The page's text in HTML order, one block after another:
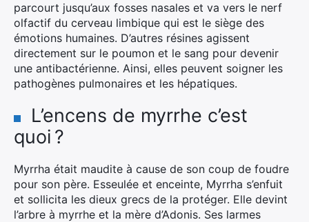
parcourt jusqu’aux fosses nasales et va vers le nerf
olfactif du cerveau limbique qui est le siège des
émotions humaines. D’autres résines agissent
directement sur le poumon et le sang pour devenir
une antibactérienne. Ainsi, elles peuvent soigner les
pathogènes pulmonaires et les hépatiques.
L’encens de myrrhe c’est
quoi ?
Myrrha était maudite à cause de son coup de foudre
pour son père. Esseulée et enceinte, Myrrha s’enfuit
et sollicita les dieux grecs de la protéger. Elle devint
l’arbre à myrrhe et la mère d’Adonis. Ses larmes